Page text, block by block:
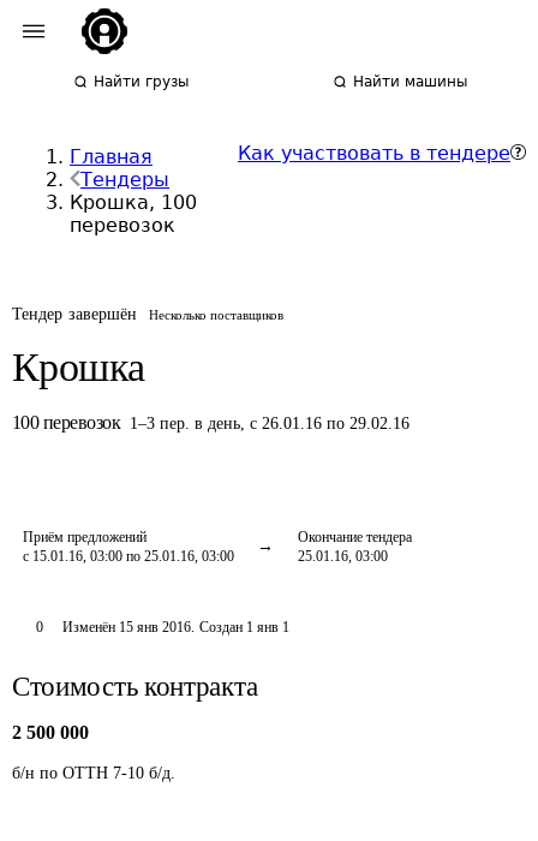
Найти грузы Найти машины
Главная
Тендеры
Крошка, 100
перевозок
Как участвовать в тендере
Тендер завершён Несколько поставщиков
Крошка
100 перевозок 1–3 пер. в день,с 26.01.16 по 29.02.16
Приём предложений
с 15.01.16, 03:00 по 25.01.16, 03:00
Окончание тендера
25.01.16, 03:00
0 Изменён 15 янв 2016. Создан 1 янв 1
Стоимость контракта
2 500 000
б/н по ОТТН 7-10 б/д.